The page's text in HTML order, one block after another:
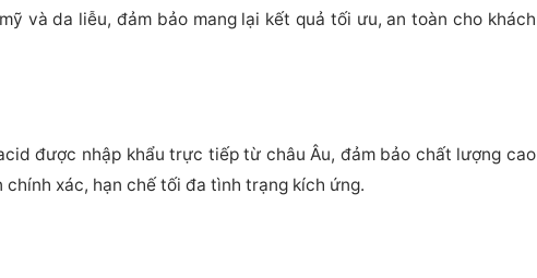
và da liễu, đảm bảo mang lại kết quả tối ưu, an toàn cho khách
được nhập khẩu trực tiếp từ châu Âu, đảm bảo chất lượng cao
xác, hạn chế tối đa tình trạng kích ứng.